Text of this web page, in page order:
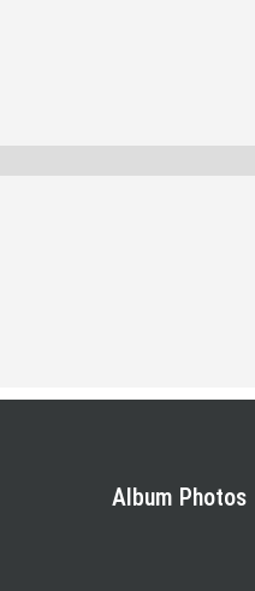
Album Photos